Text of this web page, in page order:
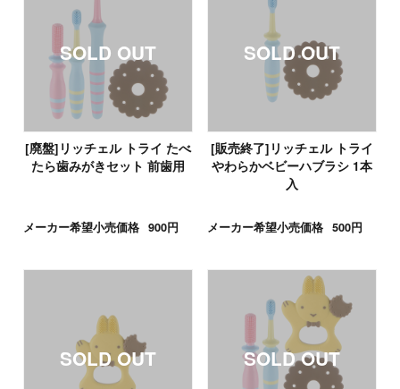
[廃盤]リッチェル トライ たべ
たら歯みがきセット 前歯用
メーカー希望小売価格 900円
[販売終了]リッチェル トライ
やわらかベビーハブラシ 1本
入
メーカー希望小売価格 500円